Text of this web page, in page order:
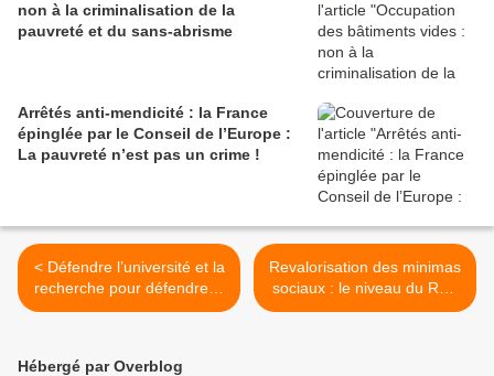
non à la criminalisation de la
pauvreté et du sans-abrisme
Arrêtés anti-mendicité : la France
épinglée par le Conseil de l’Europe :
La pauvreté n’est pas un crime !
< Défendre l’université et la
recherche pour défendre la
démocratie
Revalorisation des minimas
sociaux : le niveau du RSA
reste insuffisant >
Hébergé par Overblog